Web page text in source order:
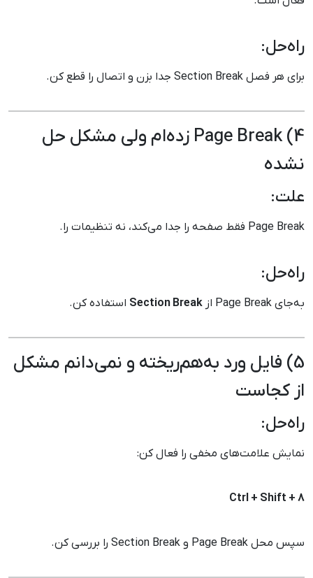
راه‌حل:
برای هر فصل Section Break جدا بزن و اتصال را قطع کن.
4) Page Break زده‌ام ولی مشکل حل
نشده
علت:
Page Break فقط صفحه را جدا می‌کند، نه تنظیمات را.
راه‌حل:
به‌جای Page Break از Section Break استفاده کن.
5) فایل ورد به‌هم‌ریخته و نمی‌دانم مشکل
از کجاست
راه‌حل:
نمایش علامت‌های مخفی را فعال کن:
Ctrl + Shift + 8
سپس محل Page Break و Section Break را بررسی کن.